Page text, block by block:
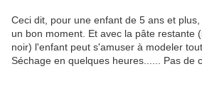
Ceci dit, pour une enfant de 5 ans et
un bon moment. Et avec la pâte restante
noir) l'enfant peut s'amuser à modeler
Séchage en quelques heures...... Pas de